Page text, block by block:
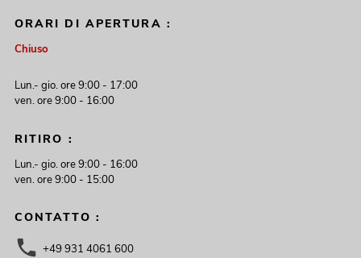
ORARI DI APERTURA :
Chiuso
Lun.- gio. ore 9:00 - 17:00
ven. ore 9:00 - 16:00
RITIRO :
Lun.- gio. ore 9:00 - 16:00
ven. ore 9:00 - 15:00
CONTATTO :
+49 931 4061 600